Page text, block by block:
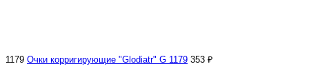
1179 Очки корригирующие "Glodiatr" G 1179 353 ₽